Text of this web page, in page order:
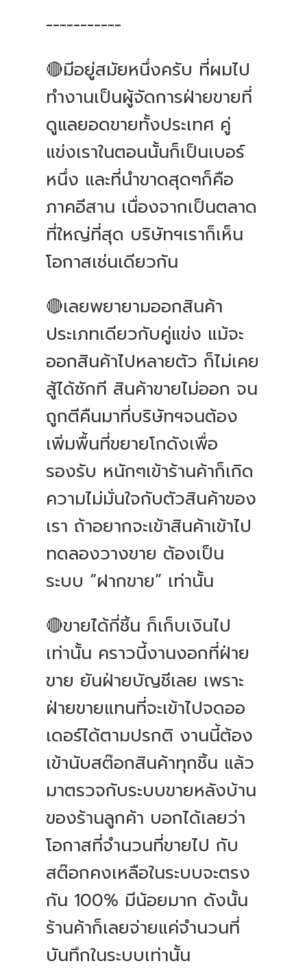
-----------
🔴มีอยู่สมัยหนึ่งครับ ที่ผมไป
ทำงานเป็นผู้จัดการฝ่ายขายที่
ดูแลยอดขายทั้งประเทศ คู่
แข่งเราในตอนนั้นก็เป็นเบอร์
หนึ่ง และที่นำขาดสุดๆก็คือ
ภาคอีสาน เนื่องจากเป็นตลาด
ที่ใหญ่ที่สุด บริษัทฯเราก็เห็น
โอกาสเช่นเดียวกัน
🔴เลยพยายามออกสินค้า
ประเภทเดียวกับคู่แข่ง แม้จะ
ออกสินค้าไปหลายตัว ก็ไม่เคย
สู้ได้ซักที สินค้าขายไม่ออก จน
ถูกตีคืนมาที่บริษัทฯจนต้อง
เพิ่มพื้นที่ขยายโกดังเพื่อ
รองรับ หนักๆเข้าร้านค้าก็เกิด
ความไม่มั่นใจกับตัวสินค้าของ
เรา ถ้าอยากจะเข้าสินค้าเข้าไป
ทดลองวางขาย ต้องเป็น
ระบบ “ฝากขาย” เท่านั้น
🔴ขายได้กี่ชิ้น ก็เก็บเงินไป
เท่านั้น คราวนี้งานงอกที่ฝ่าย
ขาย ยันฝ่ายบัญชีเลย เพราะ
ฝ่ายขายแทนที่จะเข้าไปจดออ
เดอร์ได้ตามปรกติ งานนี้ต้อง
เข้านับสต๊อกสินค้าทุกชิ้น แล้ว
มาตรวจกับระบบขายหลังบ้าน
ของร้านลูกค้า บอกได้เลยว่า
โอกาสที่จำนวนที่ขายไป กับ
สต๊อกคงเหลือในระบบจะตรง
กัน 100% มีน้อยมาก ดังนั้น
ร้านค้าก็เลยจ่ายแค่จำนวนที่
บันทึกในระบบเท่านั้น